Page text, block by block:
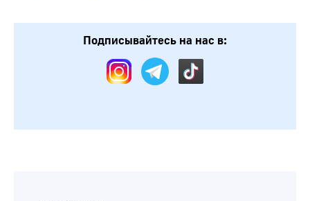
Подписывайтесь на нас в: